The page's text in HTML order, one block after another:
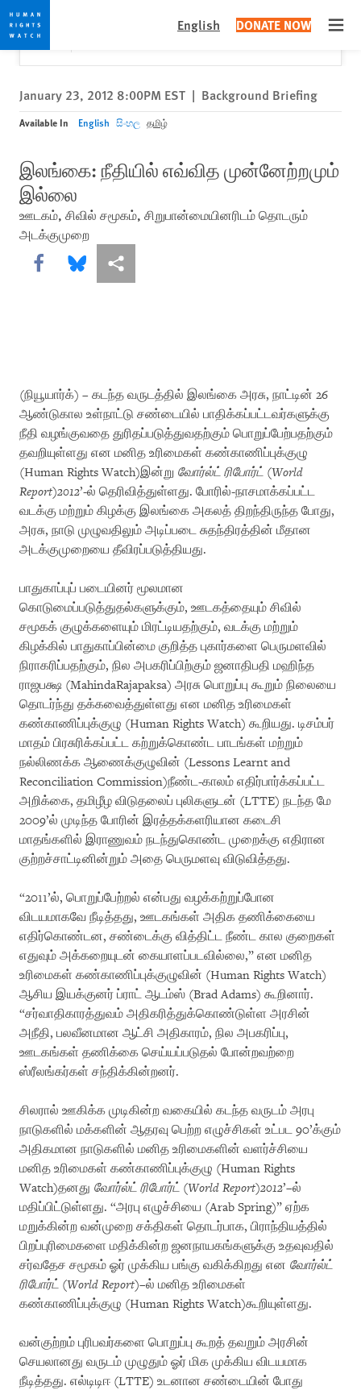
Skip
to
cookie
privacy
notice
Skip
to
main
content
English DONATE NOW
Would you like to read this page in English?
Yes
✕
January 23, 2012 8:00PM EST | Background Briefing
Available In English සිංහල தமிழ்
இலங்கை: நீதியில் எவ்வித முன்னேற்றமும்
இல்லை
ஊடகம், சிவில் சமூகம், சிறுபான்மையினரிடம் தொடரும்
அடக்குமுறை
Share this via Facebook
Share this via Bluesky
More sharing options
(நியூயார்க்) – கடந்த வருடத்தில் இலங்கை அரசு, நாட்டின் 26
ஆண்டுகால உள்நாட்டு சண்டையில் பாதிக்கப்பட்டவர்களுக்கு
நீதி வழங்குவதை துரிதப்படுத்துவதற்கும் பொறுப்பேற்பதற்கும்
தவறியுள்ளது என மனித உரிமைகள் கண்காணிப்புக்குழு
(Human Rights Watch)இன்று வோர்ல்ட் ரிபோர்ட் (World
Report)2012’-ல் தெரிவித்துள்ளது. போரில்-நாசமாக்கப்பட்ட
வடக்கு மற்றும் கிழக்கு இலங்கை அகலத் திறந்திருந்த போது,
அரசு, நாடு முழுவதிலும் அடிப்படை சுதந்திரத்தின் மீதான
அடக்குமுறையை தீவிரப்படுத்தியது.
பாதுகாப்புப் படையினர் மூலமான
கொடுமைப்படுத்துதல்களுக்கும், ஊடகத்தையும் சிவில்
சமூகக் குழுக்களையும் மிரட்டியதற்கும், வடக்கு மற்றும்
கிழக்கில் பாதுகாப்பின்மை குறித்த புகார்களை பெருமளவில்
நிராகரிப்பதற்கும், நில அபகரிப்பிற்கும் ஜனாதிபதி மஹிந்த
ராஜபக்ஷ (MahindaRajapaksa) அரசு பொறுப்பு கூறும் நிலையை
தொடர்ந்து தக்கவைத்துள்ளது என மனித உரிமைகள்
கண்காணிப்புக்குழு (Human Rights Watch) கூறியது. டிசம்பர்
மாதம் பிரசுரிக்கப்பட்ட கற்றுக்கொண்ட பாடங்கள் மற்றும்
நல்லிணக்க ஆணைக்குழுவின் (Lessons Learnt and
Reconciliation Commission)நீண்ட-காலம் எதிர்பார்க்கப்பட்ட
அறிக்கை, தமிழீழ விடுதலைப் புலிகளுடன் (LTTE) நடந்த மே
2009’ல் முடிந்த போரின் இரத்தக்களரியான கடைசி
மாதங்களில் இராணுவம் நடந்துகொண்ட முறைக்கு எதிரான
குற்றச்சாட்டினின்றும் அதை பெருமளவு விடுவித்தது.
“2011’ல், பொறுப்பேற்றல் என்பது வழக்கற்றுப்போன
விடயமாகவே நீடித்தது, ஊடகங்கள் அதிக தணிக்கையை
எதிர்கொண்டன, சண்டைக்கு வித்திட்ட நீண்ட கால குறைகள்
எதுவும் அக்கறையுடன் கையாளப்படவில்லை,” என மனித
உரிமைகள் கண்காணிப்புக்குழுவின் (Human Rights Watch)
ஆசிய இயக்குனர் ப்ராட் ஆடம்ஸ் (Brad Adams) கூறினார்.
“சர்வாதிகாரத்துவம் அதிகரித்துக்கொண்டுள்ள அரசின்
அநீதி, பலவீனமான ஆட்சி அதிகாரம், நில அபகரிப்பு,
ஊடகங்கள் தணிக்கை செய்யப்படுதல் போன்றவற்றை
ஸ்ரீலங்கர்கள் சந்திக்கின்றனர்.
சிலரால் ஊகிக்க முடிகின்ற வகையில் கடந்த வருடம் அரபு
நாடுகளில் மக்களின் ஆதரவு பெற்ற எழுச்சிகள் உட்பட 90’க்கும்
அதிகமான நாடுகளில் மனித உரிமைகளின் வளர்ச்சியை
மனித உரிமைகள் கண்காணிப்புக்குழு (Human Rights
Watch)தனது வோர்ல்ட் ரிபோர்ட் (World Report)2012’–ல்
மதிப்பிட்டுள்ளது. “அரபு எழுச்சியை (Arab Spring)” ஏற்க
மறுக்கின்ற வன்முறை சக்திகள் தொடர்பாக, பிராந்தியத்தில்
பிறப்புரிமைகளை மதிக்கின்ற ஜனநாயகங்களுக்கு உதவுவதில்
சர்வதேச சமூகம் ஓர் முக்கிய பங்கு வகிக்கிறது என வோர்ல்ட்
ரிபோர்ட் (World Report)–ல் மனித உரிமைகள்
கண்காணிப்புக்குழு (Human Rights Watch)கூறியுள்ளது.
வன்குற்றம் புரிபவர்களை பொறுப்பு கூறத் தவறும் அரசின்
செயலானது வருடம் முழுதும் ஓர் மிக முக்கிய விடயமாக
நீடித்தது. எல்டிடிஈ (LTTE) உடனான சண்டையின் போது